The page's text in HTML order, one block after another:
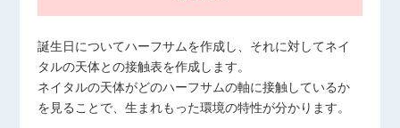
誕生日についてハーフサムを作成し、それに対してネイ
タルの天体との接触表を作成します。
ネイタルの天体がどのハーフサムの軸に接触しているか
を見ることで、生まれもった環境の特性が分かります。